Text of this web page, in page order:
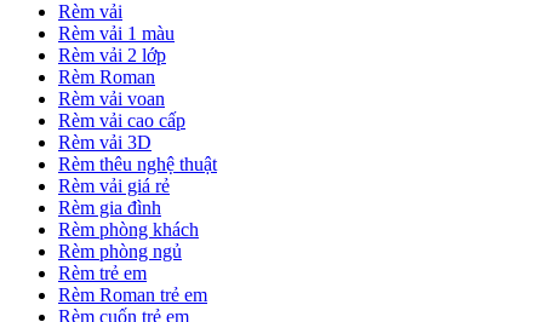
Rèm vải
Rèm vải 1 màu
Rèm vải 2 lớp
Rèm Roman
Rèm vải voan
Rèm vải cao cấp
Rèm vải 3D
Rèm thêu nghệ thuật
Rèm vải giá rẻ
Rèm gia đình
Rèm phòng khách
Rèm phòng ngủ
Rèm trẻ em
Rèm Roman trẻ em
Rèm cuốn trẻ em